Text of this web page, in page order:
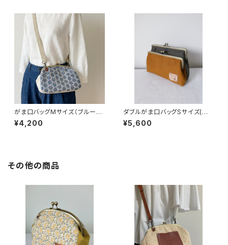
がま口バッグMサイズ（ブルーサ
ークルレース）
¥4,200
ダブルがま口バッグSサイズ(キャ
メル×カーキー) 持ち手別売り
¥5,600
その他の商品